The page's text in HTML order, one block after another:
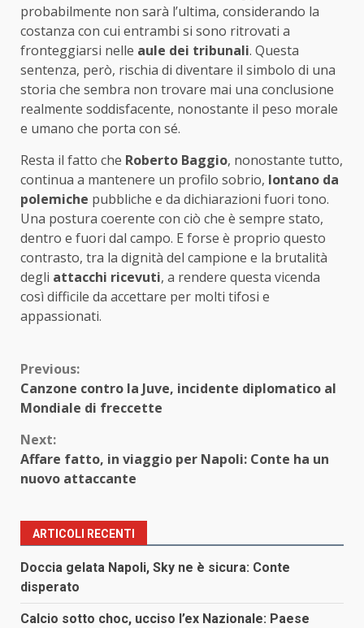
probabilmente non sarà l’ultima, considerando la
costanza con cui entrambi si sono ritrovati a
fronteggiarsi nelle aule dei tribunali. Questa
sentenza, però, rischia di diventare il simbolo di una
storia che sembra non trovare mai una conclusione
realmente soddisfacente, nonostante il peso morale
e umano che porta con sé.
Resta il fatto che Roberto Baggio, nonostante tutto,
continua a mantenere un profilo sobrio, lontano da
polemiche pubbliche e da dichiarazioni fuori tono.
Una postura coerente con ciò che è sempre stato,
dentro e fuori dal campo. E forse è proprio questo
contrasto, tra la dignità del campione e la brutalità
degli attacchi ricevuti, a rendere questa vicenda
così difficile da accettare per molti tifosi e
appassionati.
Continue
Reading
Previous:
Canzone contro la Juve, incidente diplomatico al
Mondiale di freccette
Next:
Affare fatto, in viaggio per Napoli: Conte ha un
nuovo attaccante
ARTICOLI RECENTI
Doccia gelata Napoli, Sky ne è sicura: Conte
disperato
Calcio sotto choc, ucciso l’ex Nazionale: Paese